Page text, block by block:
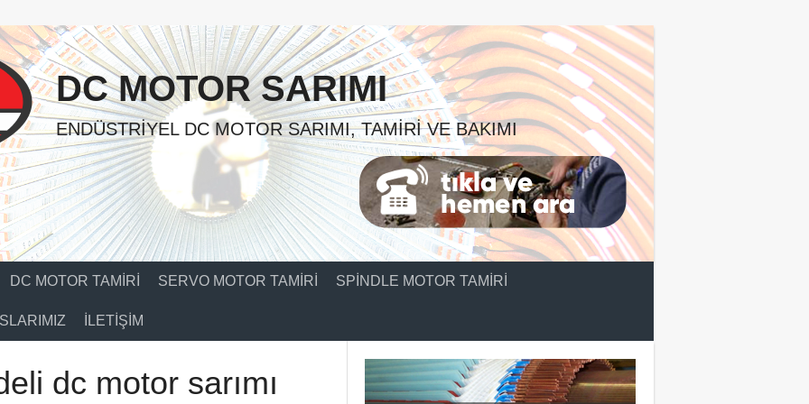
DC MOTOR SARIMI
ENDÜSTRIYEL DC MOTOR SARIMI, TAMIRI VE BAKIMI
DC MOTOR TAMIRI SERVO MOTOR TAMIRI SPINDLE MOTOR TAMIRI
İLETIŞIM
dc motor sarımı